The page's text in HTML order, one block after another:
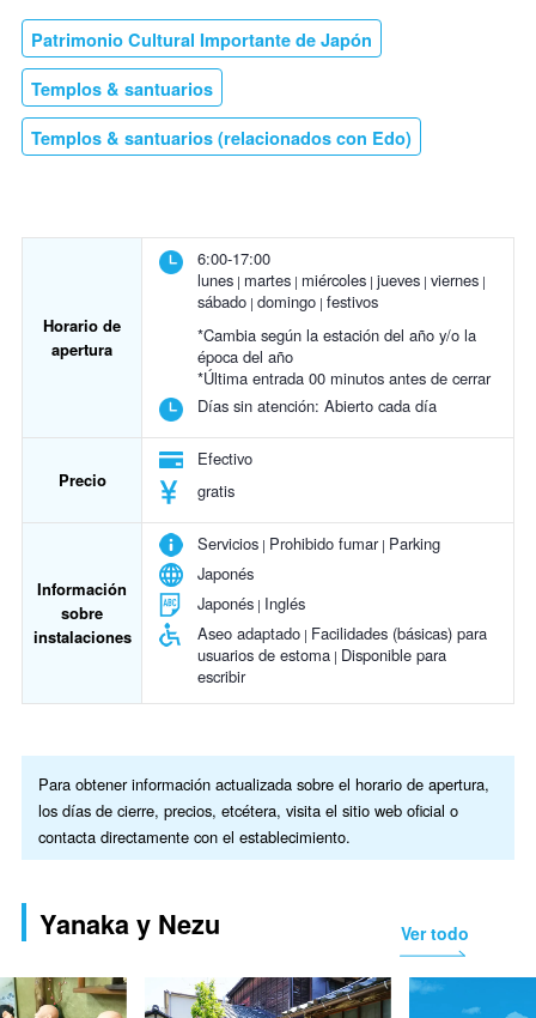
Patrimonio Cultural Importante de Japón
Templos & santuarios
Templos & santuarios (relacionados con Edo)
Horario de
apertura
6:00-17:00
lunes martes miércoles jueves viernes
sábado domingo festivos
*Cambia según la estación del año y/o la
época del año
*Última entrada 00 minutos antes de cerrar
Días sin atención: Abierto cada día
Precio
Efectivo
gratis
Información
sobre
instalaciones
Servicios Prohibido fumar Parking
Japonés
Japonés Inglés
Aseo adaptado Facilidades (básicas) para
usuarios de estoma Disponible para
escribir
Para obtener información actualizada sobre el horario de apertura,
los días de cierre, precios, etcétera, visita el sitio web oficial o
contacta directamente con el establecimiento.
Yanaka y Nezu Ver todo